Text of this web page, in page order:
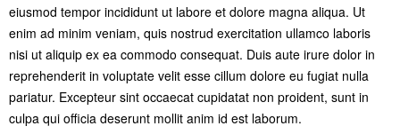
eiusmod tempor incididunt ut labore et dolore magna aliqua. Ut
enim ad minim veniam, quis nostrud exercitation ullamco laboris
nisi ut aliquip ex ea commodo consequat. Duis aute irure dolor in
reprehenderit in voluptate velit esse cillum dolore eu fugiat nulla
pariatur. Excepteur sint occaecat cupidatat non proident, sunt in
culpa qui officia deserunt mollit anim id est laborum.